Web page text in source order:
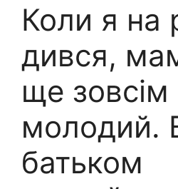
Коли я на
дився,
ще зовсім
молодий.
батьком